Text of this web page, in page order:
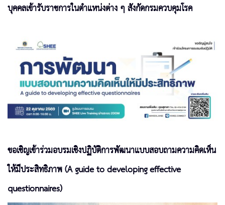
บุคคลเข้ารับราชการในตำแหน่งต่าง ๆ สังกัดกรมควบคุมโรค
ขอเชิญเข้าร่วมอบรมเชิงปฏิบัติการพัฒนาแบบสอบถามความคิดเห็น
ให้มีประสิทธิภาพ (A guide to developing effective
questionnaires)